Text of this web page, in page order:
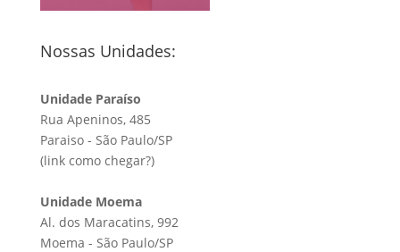
Nossas Unidades:
Unidade Paraíso
Rua Apeninos, 485
Paraiso - São Paulo/SP
(link como chegar?)
Unidade Moema
Al. dos Maracatins, 992
Moema - São Paulo/SP